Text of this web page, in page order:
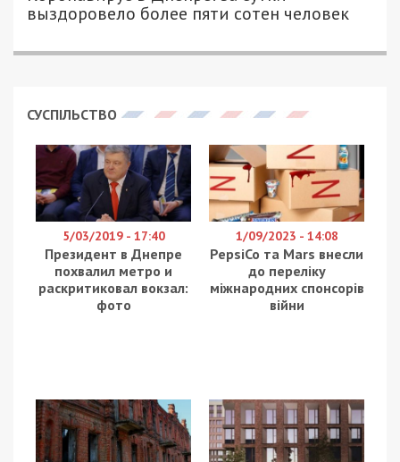
49000.COM.UA
В Днепре уже не один год в заброшенном
канатная дорога. О том, что ждет подвесную
Dnepr» всоциальной сети Facebook.
Автор публикации Никита Реутов отметил, что
недавно в городе появились сообщения о том,
что «Канатную пассажирскую подвесную
дорогу» (улица Дмитрия Донцова, 23) перевели
с баланса коммунального предприятия
«Днепровский электротранспорт» на баланс КП
«Бюро».
Однако, в минувшем 2020 году архитекторы